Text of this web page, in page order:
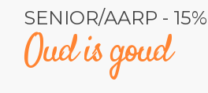
SENIOR/AARP -
Oud is goud